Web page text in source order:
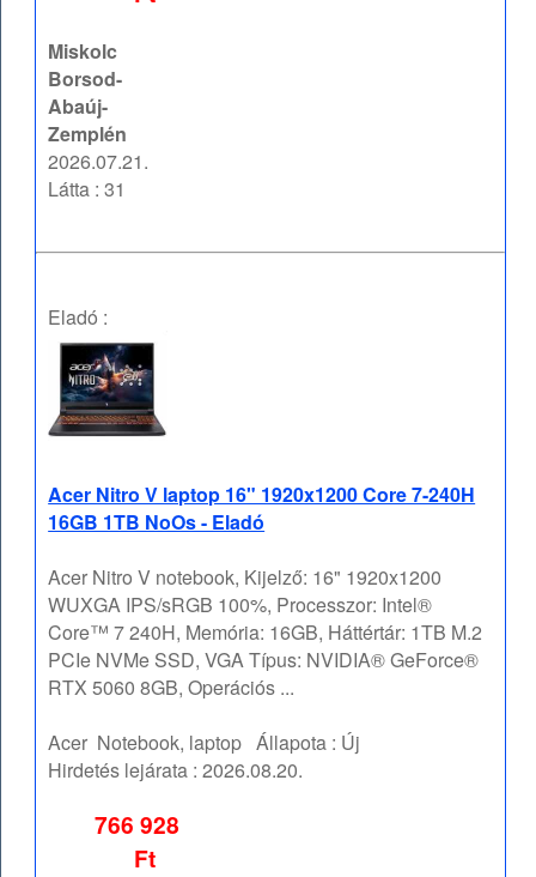
Miskolc
Borsod-
Abaúj-
Zemplén
2026.07.21.
Látta : 31
Eladó :
Acer Nitro V laptop 16" 1920x1200 Core 7-240H
16GB 1TB NoOs - Eladó
Acer Nitro V notebook, Kijelző: 16" 1920x1200
WUXGA IPS/sRGB 100%, Processzor: Intel®
Core™ 7 240H, Memória: 16GB, Háttértár: 1TB M.2
PCIe NVMe SSD, VGA Típus: NVIDIA® GeForce®
RTX 5060 8GB, Operációs ...
Acer Notebook, laptop Állapota : Új
Hirdetés lejárata :2026.08.20.
766 928
Ft